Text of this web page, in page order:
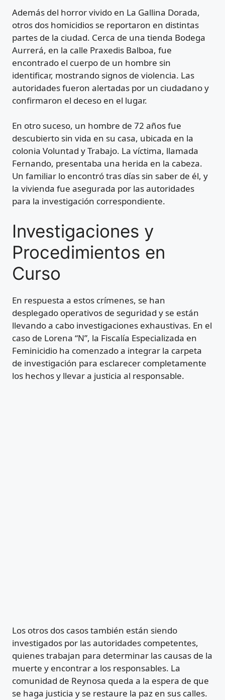
Además del horror vivido en La Gallina Dorada,
otros dos homicidios se reportaron en distintas
partes de la ciudad. Cerca de una tienda Bodega
Aurrerá, en la calle Praxedis Balboa, fue
encontrado el cuerpo de un hombre sin
identificar, mostrando signos de violencia. Las
autoridades fueron alertadas por un ciudadano y
confirmaron el deceso en el lugar.
En otro suceso, un hombre de 72 años fue
descubierto sin vida en su casa, ubicada en la
colonia Voluntad y Trabajo. La víctima, llamada
Fernando, presentaba una herida en la cabeza.
Un familiar lo encontró tras días sin saber de él, y
la vivienda fue asegurada por las autoridades
para la investigación correspondiente.
Investigaciones y
Procedimientos en
Curso
En respuesta a estos crímenes, se han
desplegado operativos de seguridad y se están
llevando a cabo investigaciones exhaustivas. En el
caso de Lorena “N”, la Fiscalía Especializada en
Feminicidio ha comenzado a integrar la carpeta
de investigación para esclarecer completamente
los hechos y llevar a justicia al responsable.
Los otros dos casos también están siendo
investigados por las autoridades competentes,
quienes trabajan para determinar las causas de la
muerte y encontrar a los responsables. La
comunidad de Reynosa queda a la espera de que
se haga justicia y se restaure la paz en sus calles.